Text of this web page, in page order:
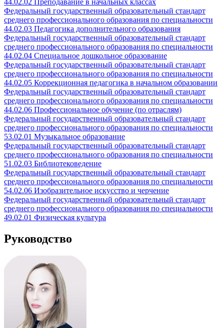
44.02.02 Преподавание в начальных классах
Федеральный государственный образовательный стандарт
среднего профессионального образования по специальности
44.02.03 Педагогика дополнительного образования
Федеральный государственный образовательный стандарт
среднего профессионального образования по специальности
44.02.04 Специальное дошкольное образование
Федеральный государственный образовательный стандарт
среднего профессионального образования по специальности
44.02.05 Коррекционная педагогика в начальном образовании
Федеральный государственный образовательный стандарт
среднего профессионального образования по специальности
44.02.06 Профессиональное обучение (по отраслям)
Федеральный государственный образовательный стандарт
среднего профессионального образования по специальности
53.02.01 Музыкальное образование
Федеральный государственный образовательный стандарт
среднего профессионального образования по специальности
51.02.03 Библиотековедение
Федеральный государственный образовательный стандарт
среднего профессионального образования по специальности
54.02.06 Изобразительное искусство и черчение
Федеральный государственный образовательный стандарт
среднего профессионального образования по специальности
49.02.01 Физическая культура
Руководство